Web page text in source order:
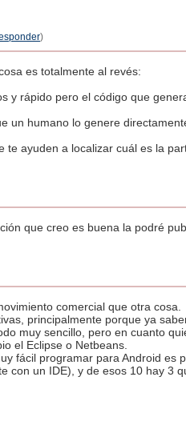
)
es totalmente al revés:
y rápido pero el código que
humano lo genere
ayuden a localizar cuál es la
que creo es buena la podré
comercial que otra cosa.
principalmente porque ya
muy sencillo, pero en cuanto
el Eclipse o Netbeans.
fácil programar para Android es
un IDE), y de esos 10 hay 3